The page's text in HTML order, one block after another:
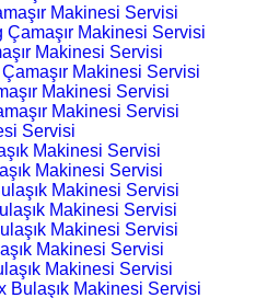
Makinesi Servisi
Çamaşır Makinesi Servisi
Makinesi Servisi
Makinesi Servisi
Makinesi Servisi
Makinesi Servisi
Servisi
Makinesi Servisi
Makinesi Servisi
Makinesi Servisi
Makinesi Servisi
Makinesi Servisi
Makinesi Servisi
Makinesi Servisi
Bulaşık Makinesi Servisi